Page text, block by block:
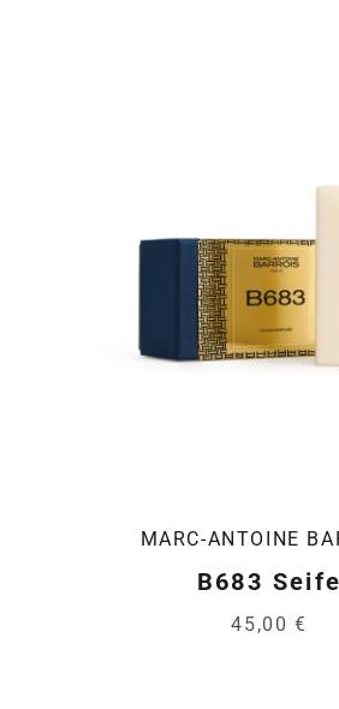
MARC-ANTOINE
B683 Seife
45,00 €